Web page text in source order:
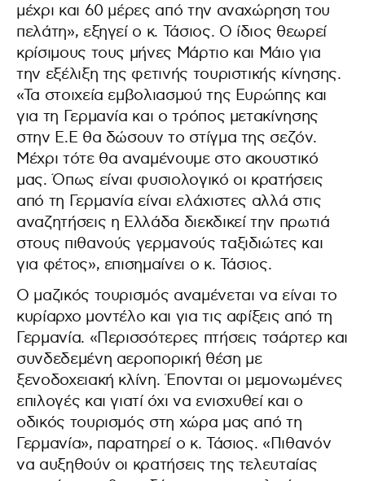
μέχρι και 60 μέρες από την αναχώρηση του
πελάτη», εξηγεί ο κ. Τάσιος. Ο ίδιος θεωρεί
κρίσιμους τους μήνες Μάρτιο και Μάιο για
την εξέλιξη της φετινής τουριστικής κίνησης.
«Τα στοιχεία εμβολιασμού της Ευρώπης και
για τη Γερμανία και ο τρόπος μετακίνησης
στην Ε.Ε θα δώσουν το στίγμα της σεζόν.
Μέχρι τότε θα αναμένουμε στο ακουστικό
μας. Όπως είναι φυσιολογικό οι κρατήσεις
από τη Γερμανία είναι ελάχιστες αλλά στις
αναζητήσεις η Ελλάδα διεκδικεί την πρωτιά
στους πιθανούς γερμανούς ταξιδιώτες και
για φέτος», επισημαίνει ο κ. Τάσιος.
Ο μαζικός τουρισμός αναμένεται να είναι το
κυρίαρχο μοντέλο και για τις αφίξεις από τη
Γερμανία. «Περισσότερες πτήσεις τσάρτερ και
συνδεδεμένη αεροπορική θέση με
ξενοδοχειακή κλίνη. Έπονται οι μεμονωμένες
επιλογές και γιατί όχι να ενισχυθεί και ο
οδικός τουρισμός στη χώρα μας από τη
Γερμανία», παρατηρεί ο κ. Τάσιος. «Πιθανόν
να αυξηθούν οι κρατήσεις της τελευταίας